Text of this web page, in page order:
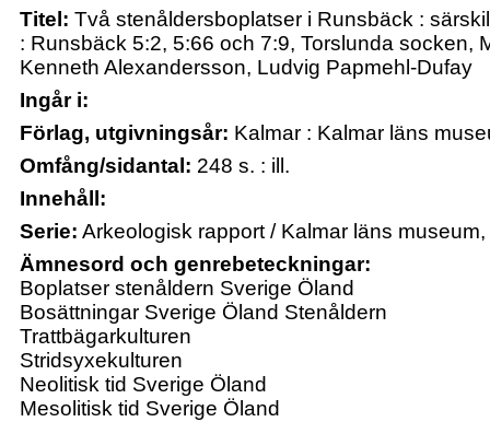
Titel: Två stenåldersboplatser i Runsbäck :
: Runsbäck 5:2, 5:66 och 7:9, Torslunda socken,
Kenneth Alexandersson, Ludvig Papmehl-Dufay
Ingår i:
Förlag, utgivningsår: Kalmar : Kalmar läns
Omfång/sidantal: 248 s. : ill.
Innehåll:
Serie: Arkeologisk rapport / Kalmar läns
Ämnesord och genrebeteckningar:
Boplatser stenåldern Sverige Öland
Bosättningar Sverige Öland Stenåldern
Trattbägarkulturen
Stridsyxekulturen
Neolitisk tid Sverige Öland
Mesolitisk tid Sverige Öland